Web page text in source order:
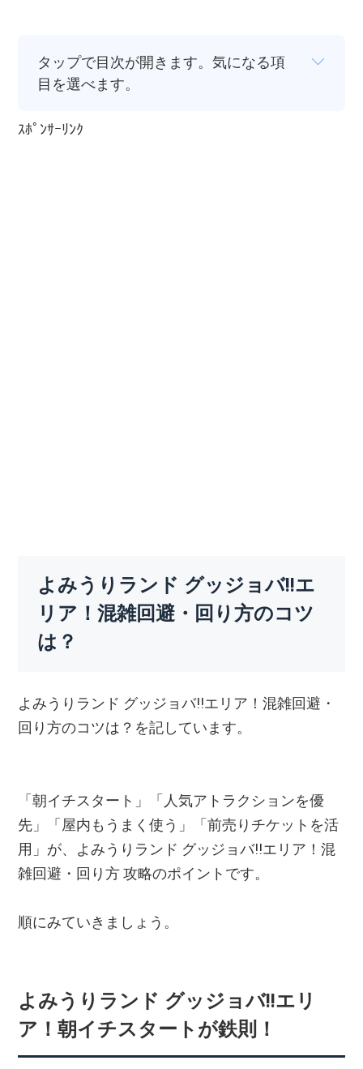
タップで目次が開きます。気になる項
目を選べます。
ｽﾎﾟﾝｻｰﾘﾝｸ
よみうりランド グッジョバ!!エ
リア！混雑回避・回り方のコツ
は？
よみうりランド グッジョバ!!エリア！混雑回避・
回り方のコツは？を記しています。
「朝イチスタート」「人気アトラクションを優
先」「屋内もうまく使う」「前売りチケットを活
用」が、よみうりランド グッジョバ!!エリア！混
雑回避・回り方 攻略のポイントです。
順にみていきましょう。
よみうりランド グッジョバ!!エリ
ア！朝イチスタートが鉄則！